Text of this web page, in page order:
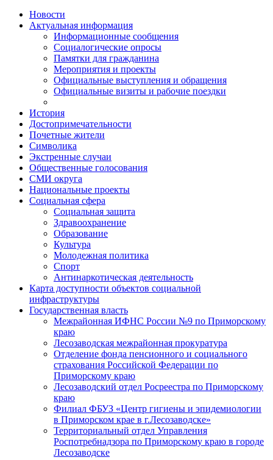
Новости
Актуальная информация
Информационные сообщения
Социалогические опросы
Памятки для гражданина
Мероприятия и проекты
Официальные выступления и обращения
Официальные визиты и рабочие поездки
История
Достопримечательности
Почетные жители
Символика
Экстренные случаи
Общественные голосования
СМИ округа
Национальные проекты
Социальная сфера
Социальная защита
Здравоохранение
Образование
Культура
Молодежная политика
Спорт
Антинаркотическая деятельность
Карта доступности объектов социальной
инфраструктуры
Государственная власть
Межрайонная ИФНС России №9 по Приморскому
краю
Лесозаводская межрайонная прокуратура
Отделение фонда пенсионного и социального
страхования Российской Федерации по
Приморскому краю
Лесозаводский отдел Росреестра по Приморскому
краю
Филиал ФБУЗ «Центр гигиены и эпидемиологии
в Приморском крае в г.Лесозаводске»
Территориальный отдел Управления
Роспотребнадзора по Приморскому краю в городе
Лесозаводске